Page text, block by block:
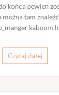
końca pewien
tam
kaboom
Czytaj dalej